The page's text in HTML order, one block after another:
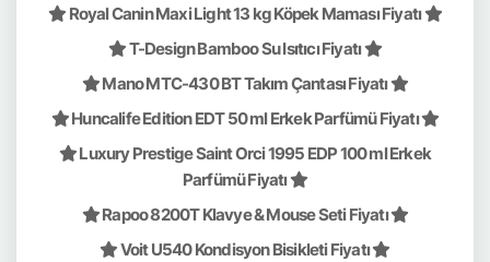
Royal Canin Maxi Light 13 kg Köpek Maması Fiyatı
T-Design Bamboo Su Isıtıcı Fiyatı
Mano MTC-430 BT Takım Çantası Fiyatı
Huncalife Edition EDT 50 ml Erkek Parfümü Fiyatı
Luxury Prestige Saint Orci 1995 EDP 100 ml Erkek
Parfümü Fiyatı
Rapoo 8200T Klavye & Mouse Seti Fiyatı
Voit U540 Kondisyon Bisikleti Fiyatı